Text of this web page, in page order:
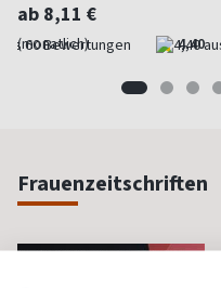
ab 8,11 €
(monatlich) 4,40
Frauenzeitschriften